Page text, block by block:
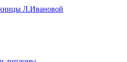
Л.Ивановой